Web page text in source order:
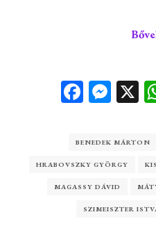
BENEDEK MÁRTON
HRABOVSZKY GYÖRGY
MAGASSY DÁVID
SZIMEISZTER